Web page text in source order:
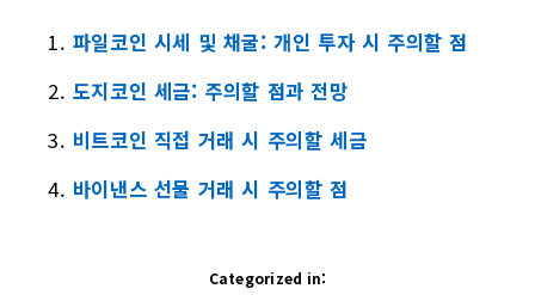
파일코인 시세 및 채굴: 개인 투자 시 주의할 점
도지코인 세금: 주의할 점과 전망
비트코인 직접 거래 시 주의할 세금
바이낸스 선물 거래 시 주의할 점
Categorized in: